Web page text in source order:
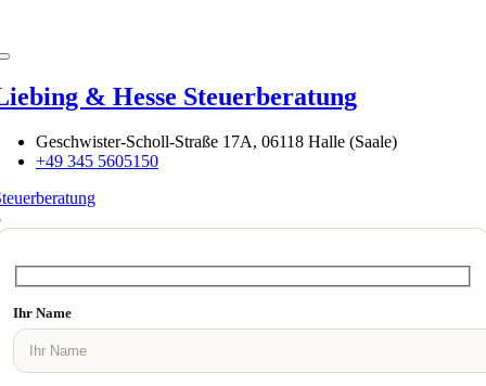
& Hesse Steuerberatung
Geschwister-Scholl-Straße 17A, 06118 Halle (Saale)
+49 345 5605150
Ihr Name